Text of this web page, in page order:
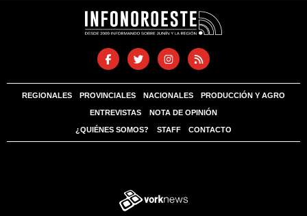
REGIONALES PROVINCIALES NACIONALES PRODUCCIÓN Y AGRO
ENTREVISTAS NOTA DE OPINIÓN
¿QUIÉNES SOMOS? STAFF CONTACTO